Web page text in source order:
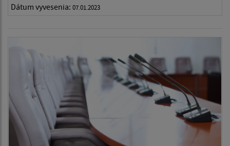
Dátum vyvesenia: 07.01.2023